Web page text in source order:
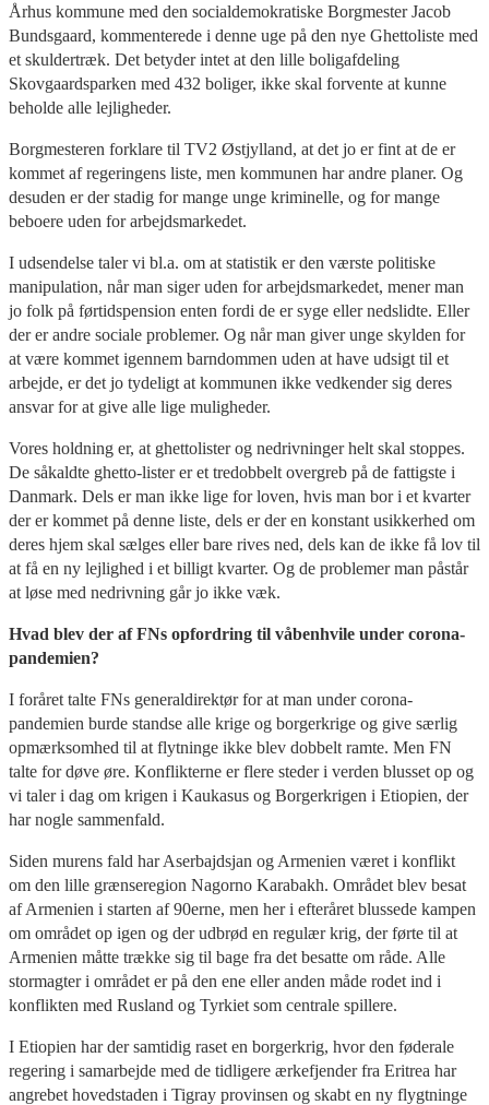
Århus kommune med den socialdemokratiske Borgmester Jacob
Bundsgaard, kommenterede i denne uge på den nye Ghettoliste med
et skuldertræk. Det betyder intet at den lille boligafdeling
Skovgaardsparken med 432 boliger, ikke skal forvente at kunne
beholde alle lejligheder.
Borgmesteren forklare til TV2 Østjylland, at det jo er fint at de er
kommet af regeringens liste, men kommunen har andre planer. Og
desuden er der stadig for mange unge kriminelle, og for mange
beboere uden for arbejdsmarkedet.
I udsendelse taler vi bl.a. om at statistik er den værste politiske
manipulation, når man siger uden for arbejdsmarkedet, mener man
jo folk på førtidspension enten fordi de er syge eller nedslidte. Eller
der er andre sociale problemer. Og når man giver unge skylden for
at være kommet igennem barndommen uden at have udsigt til et
arbejde, er det jo tydeligt at kommunen ikke vedkender sig deres
ansvar for at give alle lige muligheder.
Vores holdning er, at ghettolister og nedrivninger helt skal stoppes.
De såkaldte ghetto-lister er et tredobbelt overgreb på de fattigste i
Danmark. Dels er man ikke lige for loven, hvis man bor i et kvarter
der er kommet på denne liste, dels er der en konstant usikkerhed om
deres hjem skal sælges eller bare rives ned, dels kan de ikke få lov til
at få en ny lejlighed i et billigt kvarter. Og de problemer man påstår
at løse med nedrivning går jo ikke væk.
Hvad blev der af FNs opfordring til våbenhvile under corona-
pandemien?
I foråret talte FNs generaldirektør for at man under corona-
pandemien burde standse alle krige og borgerkrige og give særlig
opmærksomhed til at flytninge ikke blev dobbelt ramte. Men FN
talte for døve øre. Konflikterne er flere steder i verden blusset op og
vi taler i dag om krigen i Kaukasus og Borgerkrigen i Etiopien, der
har nogle sammenfald.
Siden murens fald har Aserbajdsjan og Armenien været i konflikt
om den lille grænseregion Nagorno Karabakh. Området blev besat
af Armenien i starten af 90erne, men her i efteråret blussede kampen
om området op igen og der udbrød en regulær krig, der førte til at
Armenien måtte trække sig til bage fra det besatte om råde. Alle
stormagter i området er på den ene eller anden måde rodet ind i
konflikten med Rusland og Tyrkiet som centrale spillere.
I Etiopien har der samtidig raset en borgerkrig, hvor den føderale
regering i samarbejde med de tidligere ærkefjender fra Eritrea har
angrebet hovedstaden i Tigray provinsen og skabt en ny flygtninge